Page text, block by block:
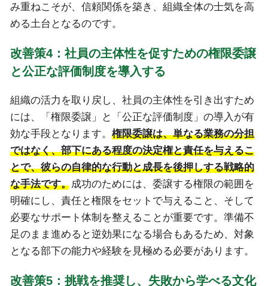
み重ねこそが、信頼関係を築き、組織全体の士気を高
める土台となるのです。
改善策4：社員の主体性を促すための権限委譲
と公正な評価制度を導入する
組織の活力を取り戻し、社員の主体性を引き出すため
には、「権限委譲」と「公正な評価制度」の導入が有
効な手段となります。 権限委譲は、単なる業務の分担
ではなく、部下にある程度の決定権と責任を与えるこ
とで、彼らの自律的な行動と成長を後押しする戦略的
な手法です。 成功のためには、委譲する権限の範囲を
明確にし、責任と権限をセットで与えること、そして
必要なサポート体制を整えることが重要です。準備不
足のまま進めると逆効果になる場合もあるため、対象
となる部下の能力や経験を見極める必要があります。
改善策5：挑戦を推奨し、失敗から学べる文化